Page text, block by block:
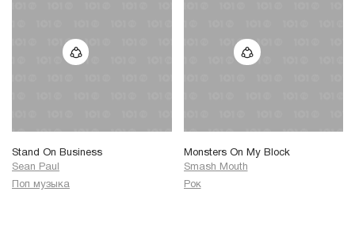
Stand On Business
Sean Paul
Поп музыка
Monsters On My Block
Smash Mouth
Рок